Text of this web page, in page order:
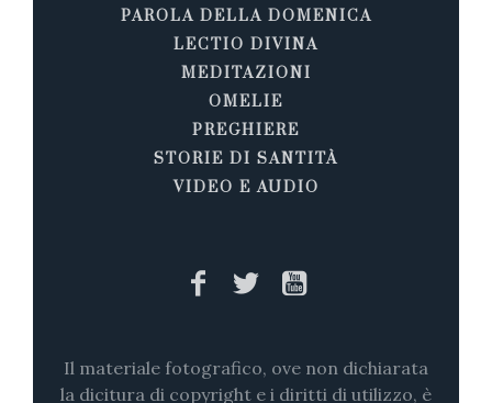
PAROLA DELLA DOMENICA
LECTIO DIVINA
MEDITAZIONI
OMELIE
PREGHIERE
STORIE DI SANTITÀ
VIDEO E AUDIO
Il materiale fotografico, ove non dichiarata
la dicitura di copyright e i diritti di utilizzo, è